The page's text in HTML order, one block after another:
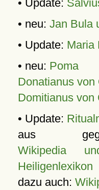
• Update:
• neu: Jan Bula
• Update: Maria
• neu: Poma
Donatianus von
Domitianus von
• Update:
aus
Wikipedia
Heiligenlexikon
dazu auch: